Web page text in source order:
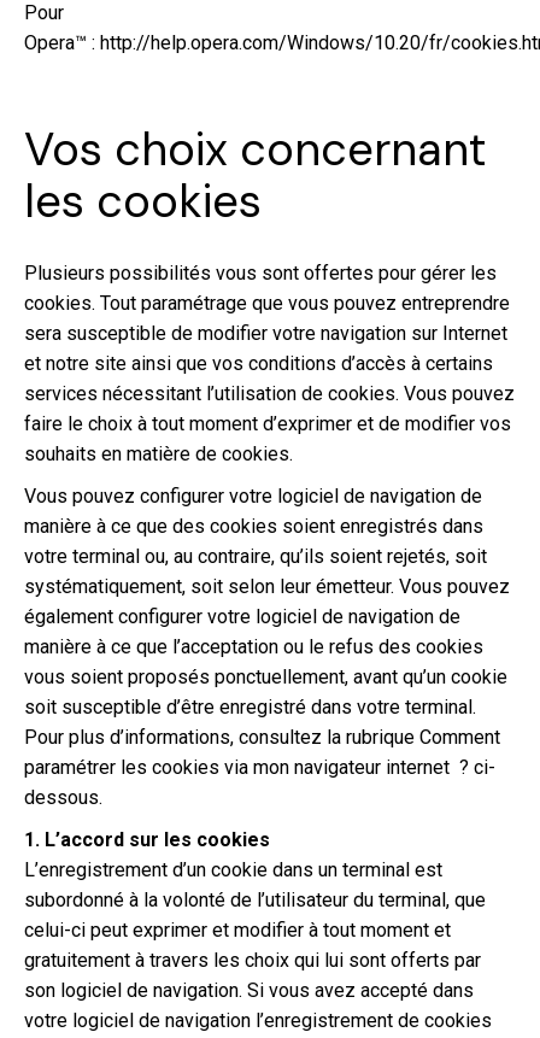
Pour
Opera™ : http://help.opera.com/Windows/10.20/fr/
Vos choix concernant
les cookies
Plusieurs possibilités vous sont offertes pour gérer les
cookies. Tout paramétrage que vous pouvez entreprendre
sera susceptible de modifier votre navigation sur Internet
et notre site ainsi que vos conditions d’accès à certains
services nécessitant l’utilisation de cookies. Vous pouvez
faire le choix à tout moment d’exprimer et de modifier vos
souhaits en matière de cookies.
Vous pouvez configurer votre logiciel de navigation de
manière à ce que des cookies soient enregistrés dans
votre terminal ou, au contraire, qu’ils soient rejetés, soit
systématiquement, soit selon leur émetteur. Vous pouvez
également configurer votre logiciel de navigation de
manière à ce que l’acceptation ou le refus des cookies
vous soient proposés ponctuellement, avant qu’un cookie
soit susceptible d’être enregistré dans votre terminal.
Pour plus d’informations, consultez la rubrique Comment
paramétrer les cookies via mon navigateur internet ? ci-
dessous.
1. L’accord sur les cookies
L’enregistrement d’un cookie dans un terminal est
subordonné à la volonté de l’utilisateur du terminal, que
celui-ci peut exprimer et modifier à tout moment et
gratuitement à travers les choix qui lui sont offerts par
son logiciel de navigation. Si vous avez accepté dans
votre logiciel de navigation l’enregistrement de cookies